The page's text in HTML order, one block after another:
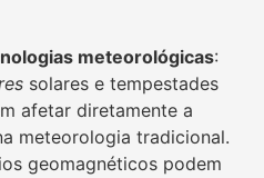
meteorológicas:
solares e tempestades
afetar diretamente a
meteorologia tradicional.
geomagnéticos podem